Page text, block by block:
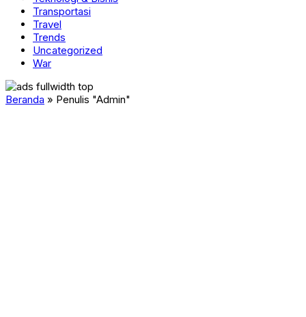
Transportasi
Travel
Trends
Uncategorized
War
Beranda » Penulis "Admin"